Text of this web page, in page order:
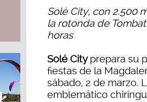
Solé City, con 2.500
la rotonda de
horas
Solé Cityprepara su
fiestas de la
sábado, 2 de marzo.
emblemático